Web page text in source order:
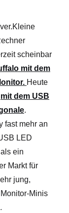
Kleine
scheinbar
mit dem
. Heute
mit dem USB
.
fast mehr an
LED
ein
Markt für
jung,
Minis